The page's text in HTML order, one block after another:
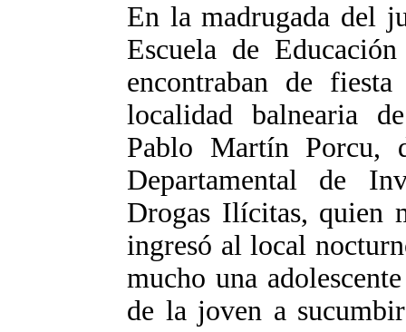
En la madrugada del
Escuela de
encontraban de
localidad balnearia
Pablo Martín Porcu,
Departamental de
Drogas Ilícitas, quien
ingresó al local
mucho una
de la joven a